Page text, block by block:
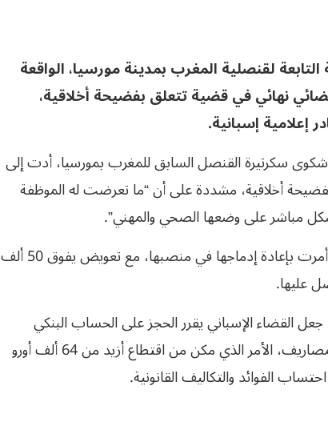
لقنصلية المغرب بمدينة مورسيا، الواقعة
نهائي في قضية تتعلق بفضيحة أخلاقية،
إعلامية إسبانية.
سكرتيرة القنصل السابق للمغرب بمورسيا، أدت إلى
أخلاقية، مشددة على أن “ما تعرضت له الموظفة
مباشر على وضعها الصحي والمهني”.
وقضت المحكمة ببطلان قرار فصل الموظفة وأمرت بإعادة إدماجها في منصبها، مع تعويض يفوق 50 ألف
عليها.
جعل القضاء الإسباني يقرر الحجز على الحساب البنكي
التشغيلي للقنصلية المخصص لأداء الأجور والمصاريف، الأمر الذي مكن من اقتطاع أزيد من 64 ألف أورو
الفوائد والتكاليف القانونية.